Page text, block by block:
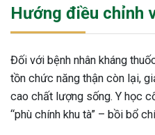
Hướng điều chỉnh
Đối với bệnh nhân kháng
tồn chức năng thận còn lại,
cao chất lượng sống. Y học
“phù chính khu tà” – bồi bổ